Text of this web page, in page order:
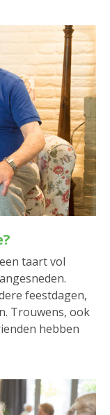
taart vol
feestdagen,
Trouwens, ook
hebben